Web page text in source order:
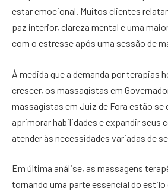
estar emocional. Muitos clientes
paz interior, clareza mental e uma
com o estresse após uma sessão de
À medida que a demanda por terapias
crescer, os massagistas em
massagistas em Juiz de Fora estão
aprimorar habilidades e expandir seus
atender às necessidades variadas de
Em última análise, as massagens
tornando uma parte essencial do estilo